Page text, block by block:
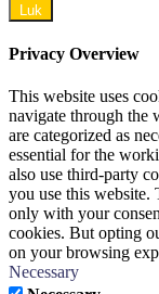
Luk
Privacy Overview
This website uses
navigate through the
are categorized as
essential for the
also use third-party
you use this website.
only with your
cookies. But opting
on your browsing
Necessary